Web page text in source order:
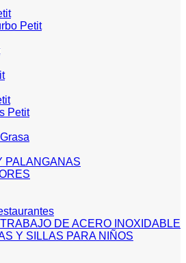
Petit
Petit
PALANGANAS
DE ACERO INOXIDABLE
Y SILLAS PARA NIÑOS